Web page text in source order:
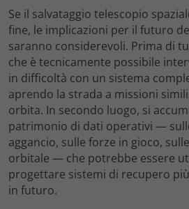
Se il salvataggio telescopio
fine, le implicazioni per il futuro
saranno considerevoli. Prima di
che è tecnicamente possibile
in difficoltà con un sistema
aprendo la strada a missioni
orbita. In secondo luogo, si
patrimonio di dati operativi —
aggancio, sulle forze in gioco,
orbitale — che potrebbe essere
progettare sistemi di recupero
in futuro.